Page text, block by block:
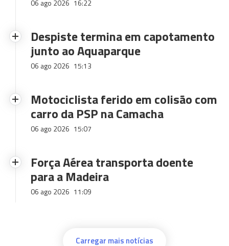
06 ago 2026 16:22
Despiste termina em capotamento
junto ao Aquaparque
06 ago 2026 15:13
Motociclista ferido em colisão com
carro da PSP na Camacha
06 ago 2026 15:07
Força Aérea transporta doente
para a Madeira
06 ago 2026 11:09
Carregar mais notícias